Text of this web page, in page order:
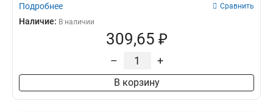
Подробнее Сравнить
Наличие: В наличии
309,65 ₽
– +
В корзину